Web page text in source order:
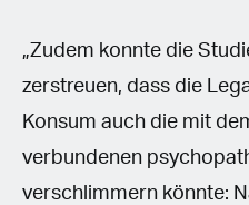
„Zudem konnte die
zerstreuen, dass die
Konsum auch die mit
verbundenen
verschlimmern könnte: